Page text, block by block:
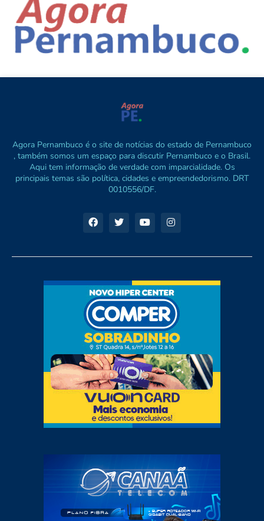
Agora Pernambuco é o site de notícias do estado de Pernambuco
, também somos um espaço para discutir Pernambuco e o Brasil.
Aqui tem informação de verdade com imparcialidade. Os
principais temas são política, cidades e empreendedorismo. DRT
0010556/DF.